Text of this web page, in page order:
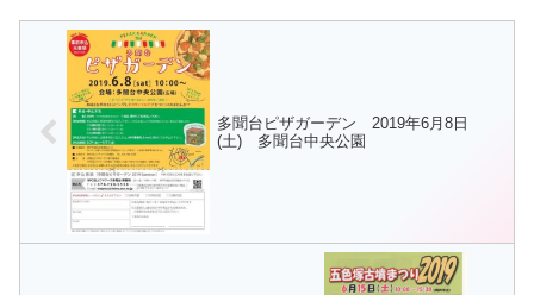
（なめら）」です。よろしく。日
時：2026年4月22日(水) ...
多聞台ピザガーデン 2019年6月8日
(土) 多聞台中央公園